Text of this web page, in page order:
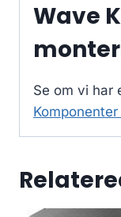
Wave
Se om vi har